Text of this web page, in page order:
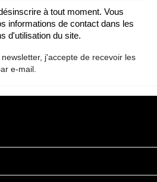
à tout moment. Vous
informations de contact dans les
d'utilisation du site.
j'accepte de recevoir les
e-mail.